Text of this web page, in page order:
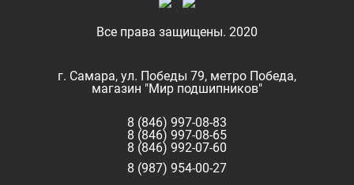
Все права защищены. 2020
г. Самара, ул. Победы 79, метро Победа,
магазин "Мир подшипников"
8 (846) 997-08-83
8 (846) 997-08-65
8 (846) 992-07-60
8 (987) 954-00-27